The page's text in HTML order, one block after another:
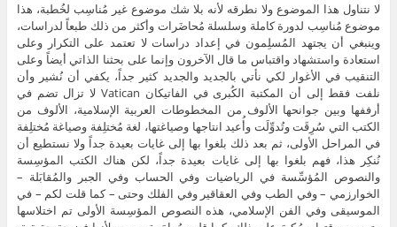
لا نتناول هذا الموضوع ولا نطرقه لأنه بلا شك موضوع غير مُناسِب لخُطبة، هذا
موضوع مُناسِب لدورة كاملة وسلسلة مُحاضَرات وأكثر من ذلك طبعاً لدراسات،
وينبغي أن يجتهد المُسلِمون في إعداد دراسات لا تعتمد على التكرار وعلى
استعادة واستشهاد واقتباس ما قال الآخرون وإنما على بحثنا الذاتي أيضاً وعلى
التنقيب في الأغوار لكي نأتي بالجديد والجديد كثير جداً، يكفي أن نُشير وأن
نلفت فقط إلى أن المكتبة الكُبرى في الفاتيكان Vatican لا تزال تضم في
أرففها وبين جوانحها الألوف من المخطوطات العربية الإسلامية، الألوف من
الكتب التي سُرِقَت وتُدوِّلَت وأُعيد انتاجها وصياغتها، لغة مُختلِفة وصياغة مُختلِفة
في المراحل الأولى، ثم بعد ذلك بلغوا بها إلى غايات بعيدة جداً ولا نستطيع أن
نُنكِر هذا، فهم بلغوا بها إلى غايات بعيدة جداً، لكن هناك الكتب المؤسِسة
والنصوص المُؤسِّسة في الرياضيات وفي الحساب وفي الجبر والمُقابَلة –
الخوارزمي – وفي الطب وفي العقاقير وفي الفلك وحتى – كما قلت لكم – في
الموسيقى وفي الفن الإسلامي، هذه النصوص المؤسِسة الأولى تم اختلاسها